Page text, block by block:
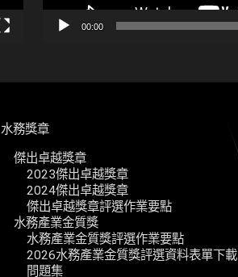
00:00
水務獎章
傑出卓越獎章
2023傑出卓越獎章
2024傑出卓越獎章
傑出卓越獎章評選作業要點
水務產業金質獎
水務產業金質獎評選作業要點
2026水務產業金質獎評選資料表單下載
問題集